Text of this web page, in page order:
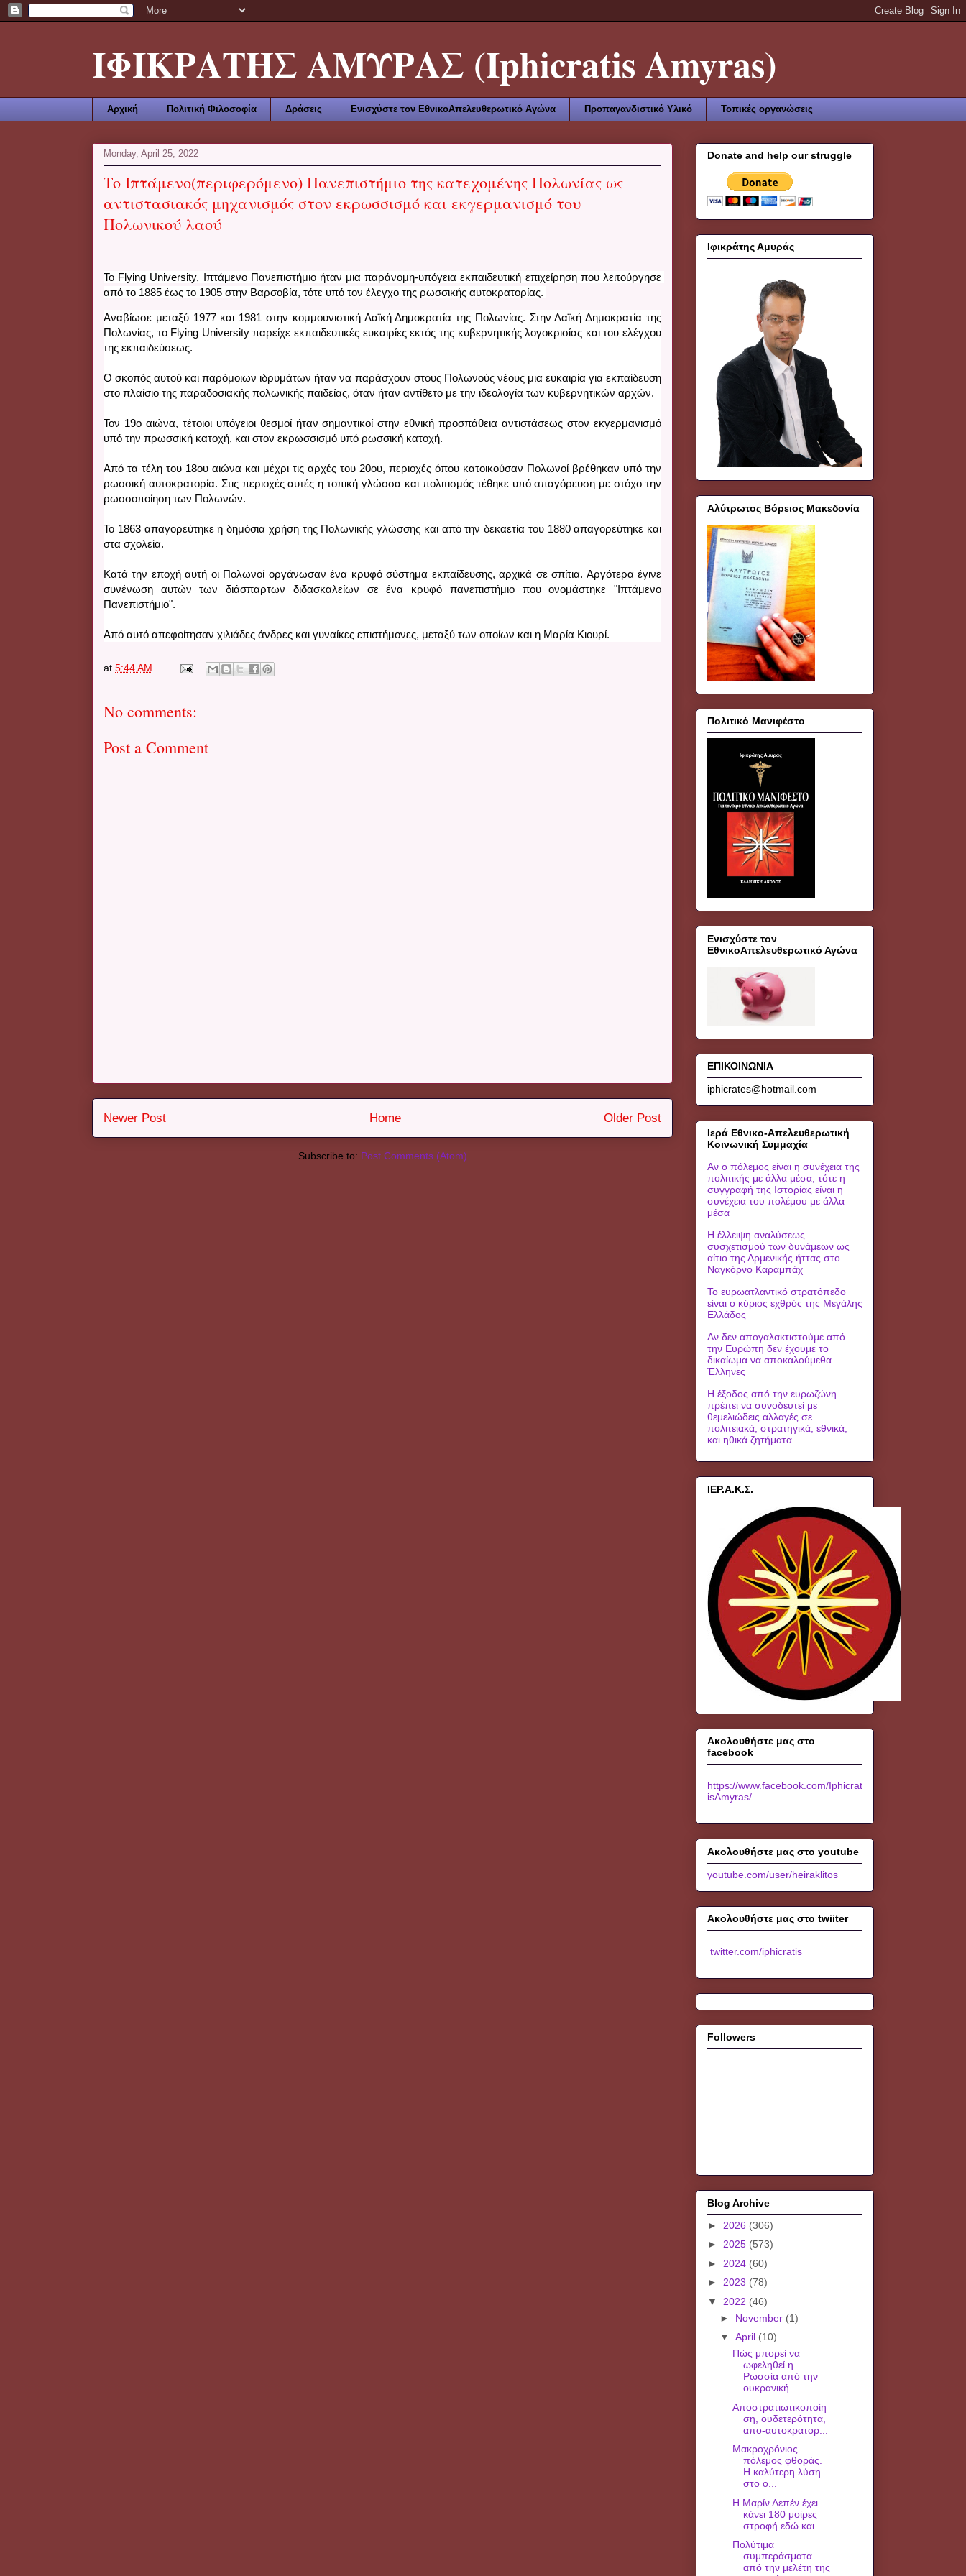
ΙΦΙΚΡΑΤΗΣ ΑΜΥΡΑΣ (Iphicratis Amyras)
Αρχική Πολιτική Φιλοσοφία Δράσεις Ενισχύστε τον ΕθνικοΑπελευθερωτικό Αγώνα Προπαγανδιστικό Υλικό Τοπικές οργανώσεις
Monday, April 25, 2022
Το Iπτάμενο(περιφερόμενο) Πανεπιστήμιο της κατεχομένης Πολωνίας ως
αντιστασιακός μηχανισμός στον εκρωσσισμό και εκγερμανισμό του
Πολωνικού λαού
Το Flying University, Iπτάμενο Πανεπιστήμιο ήταν μια παράνομη-υπόγεια εκπαιδευτική επιχείρηση που λειτούργησε
από το 1885 έως το 1905 στην Βαρσοβία, τότε υπό τον έλεγχο της ρωσσικής αυτοκρατορίας.
Αναβίωσε μεταξύ 1977 και 1981 στην κομμουνιστική Λαϊκή Δημοκρατία της Πολωνίας. Στην Λαϊκή Δημοκρατία της
Πολωνίας, το Flying University παρείχε εκπαιδευτικές ευκαιρίες εκτός της κυβερνητικής λογοκρισίας και του ελέγχου
της εκπαιδεύσεως.
Ο σκοπός αυτού και παρόμοιων ιδρυμάτων ήταν να παράσχουν στους Πολωνούς νέους μια ευκαιρία για εκπαίδευση
στο πλαίσιο της παραδοσιακής πολωνικής παιδείας, όταν ήταν αντίθετο με την ιδεολογία των κυβερνητικών αρχών.
Τον 19ο αιώνα, τέτοιοι υπόγειοι θεσμοί ήταν σημαντικοί στην εθνική προσπάθεια αντιστάσεως στον εκγερμανισμό
υπό την πρωσσική κατοχή, και στον εκρωσσισμό υπό ρωσσική κατοχή.
Από τα τέλη του 18ου αιώνα και μέχρι τις αρχές του 20ου, περιοχές όπου κατοικούσαν Πολωνοί βρέθηκαν υπό την
ρωσσική αυτοκρατορία. Στις περιοχές αυτές η τοπική γλώσσα και πολιτισμός τέθηκε υπό απαγόρευση με στόχο την
ρωσσοποίηση των Πολωνών.
To 1863 απαγορεύτηκε η δημόσια χρήση της Πολωνικής γλώσσης και από την δεκαετία του 1880 απαγορεύτηκε και
στα σχολεία.
Κατά την εποχή αυτή οι Πολωνοί οργάνωσαν ένα κρυφό σύστημα εκπαίδευσης, αρχικά σε σπίτια. Αργότερα έγινε
συνένωση αυτών των διάσπαρτων διδασκαλείων σε ένα κρυφό πανεπιστήμιο που ονομάστηκε "Ιπτάμενο
Πανεπιστήμιο".
Από αυτό απεφοίτησαν χιλιάδες άνδρες και γυναίκες επιστήμονες, μεταξύ των οποίων και η Μαρία Κιουρί.
at 5:44 AM
No comments:
Post a Comment
Newer Post Older Post
Home
Subscribe to: Post Comments (Atom)
Donate and help our struggle
Ιφικράτης Αμυράς
Αλύτρωτος Βόρειος Μακεδονία
Πολιτικό Μανιφέστο
Ενισχύστε τον
ΕθνικοΑπελευθερωτικό Αγώνα
ΕΠΙΚΟΙΝΩΝΙΑ
iphicrates@hotmail.com
Ιερά Εθνικο-Απελευθερωτική
Κοινωνική Συμμαχία
Αν ο πόλεμος είναι η συνέχεια της
πολιτικής με άλλα μέσα, τότε η
συγγραφή της Ιστορίας είναι η
συνέχεια του πολέμου με άλλα
μέσα
Η έλλειψη αναλύσεως
συσχετισμού των δυνάμεων ως
αίτιο της Αρμενικής ήττας στο
Ναγκόρνο Καραμπάχ
Το ευρωατλαντικό στρατόπεδο
είναι ο κύριος εχθρός της Μεγάλης
Ελλάδος
Αν δεν απογαλακτιστούμε από
την Ευρώπη δεν έχουμε το
δικαίωμα να αποκαλούμεθα
Έλληνες
Η έξοδος από την ευρωζώνη
πρέπει να συνοδευτεί με
θεμελιώδεις αλλαγές σε
πολιτειακά, στρατηγικά, εθνικά,
και ηθικά ζητήματα
ΙΕΡ.Α.Κ.Σ.
Ακολουθήστε μας στο
facebook
https://www.facebook.com/Iphicrat
isAmyras/
Ακολουθήστε μας στο youtube
youtube.com/user/heiraklitos
Ακολουθήστε μας στο twiiter
twitter.com/iphicratis
Followers
Blog Archive
► 2026 (306)
► 2025 (573)
► 2024 (60)
► 2023 (78)
▼ 2022 (46)
► November (1)
▼ April (10)
Πώς μπορεί να
ωφεληθεί η
Ρωσσία από την
ουκρανική ...
Αποστρατιωτικοποίη
ση, ουδετερότητα,
απο-αυτοκρατορ...
Μακροχρόνιος
πόλεμος φθοράς.
Η καλύτερη λύση
στο ο...
Η Μαρίν Λεπέν έχει
κάνει 180 μοίρες
στροφή εδώ και...
Πολύτιμα
συμπεράσματα
από την μελέτη της